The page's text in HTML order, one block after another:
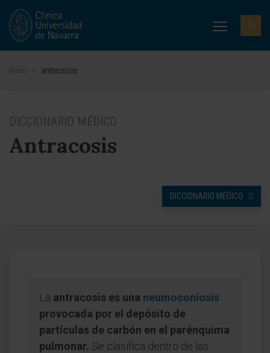
Inicio > antracosis
DICCIONARIO MÉDICO
Antracosis
DICCIONARIO MÉDICO
La antracosis es una neumoconiosis
provocada por el depósito de
partículas de carbón en el parénquima
pulmonar. Se clasifica dentro de las